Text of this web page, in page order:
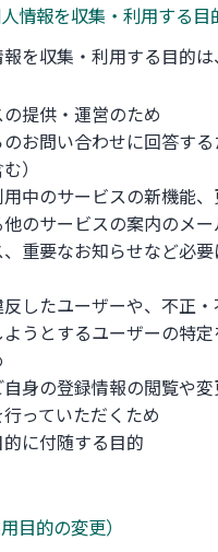
情報を収集・利用する目
を収集・利用する目的
提供・運営のため
お問い合わせに回答す
）
中のサービスの新機能
のサービスの案内のメ
重要なお知らせなど必
したユーザーや、不正
うとするユーザーの特
身の登録情報の閲覧や
っていただくため
に付随する目的
目的の変更）